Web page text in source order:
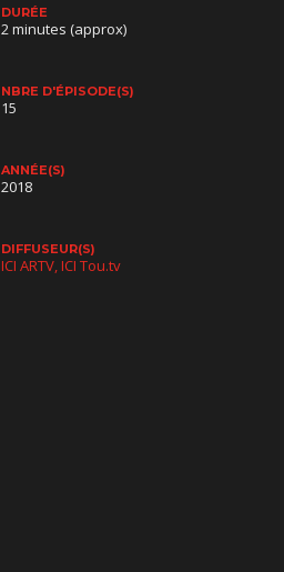
DURÉE
2 minutes (approx)
NBRE D'ÉPISODE(S)
15
ANNÉE(S)
2018
DIFFUSEUR(S)
ICI ARTV ICI Tou.tv